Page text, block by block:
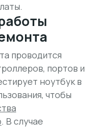
проводится
портов и
ноутбук в
чтобы
. В случае